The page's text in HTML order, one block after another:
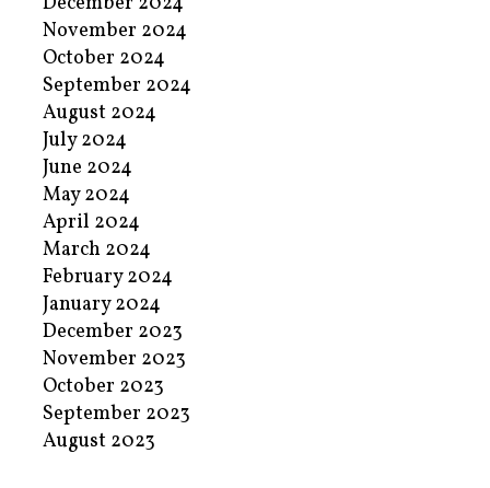
November 2024
October 2024
September 2024
August 2024
July 2024
June 2024
May 2024
April 2024
March 2024
February 2024
January 2024
December 2023
November 2023
October 2023
September 2023
August 2023